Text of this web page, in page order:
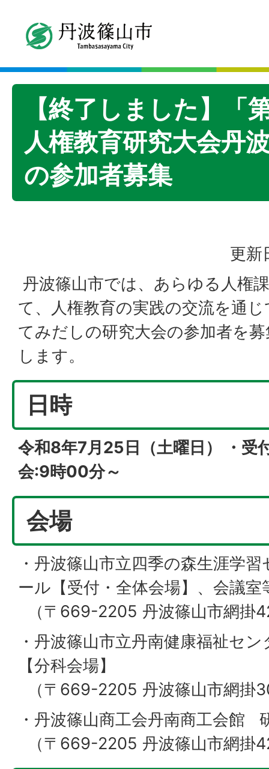
【終了しました】「
人権教育研究大会丹
の参加者募集
更新
丹波篠山市では、あらゆる人権
て、人権教育の実践の交流を通
てみだしの研究大会の参加者を
します。
日時
令和8年7月25日（土曜日） ・受
会:9時00分～
会場
・丹波篠山市立四季の森生涯学
ール【受付・全体会場】、会議室
（〒669-2205 丹波篠山市網掛
・丹波篠山市立丹南健康福祉セ
【分科会場】
（〒669-2205 丹波篠山市網掛
・丹波篠山商工会丹南商工会館
（〒669-2205 丹波篠山市網掛